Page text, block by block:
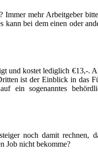
mehr Arbeitgeber
bei dem einen oder
und kostet lediglich €13,-
ist der Einblick in das
sogenanntes
noch damit rechnen,
Job nicht bekomme?